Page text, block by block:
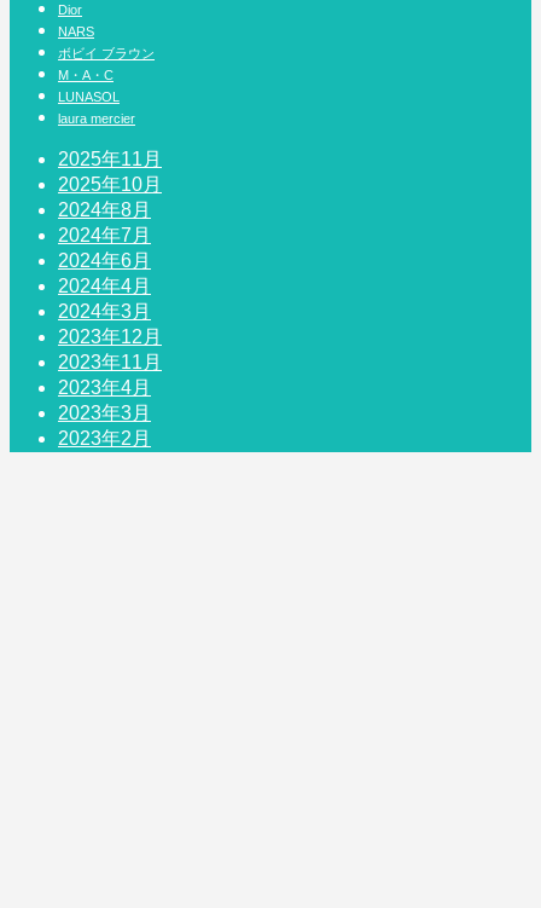
Dior
NARS
ボビイ ブラウン
M・A・C
LUNASOL
laura mercier
2025年11月
2025年10月
2024年8月
2024年7月
2024年6月
2024年4月
2024年3月
2023年12月
2023年11月
2023年4月
2023年3月
2023年2月